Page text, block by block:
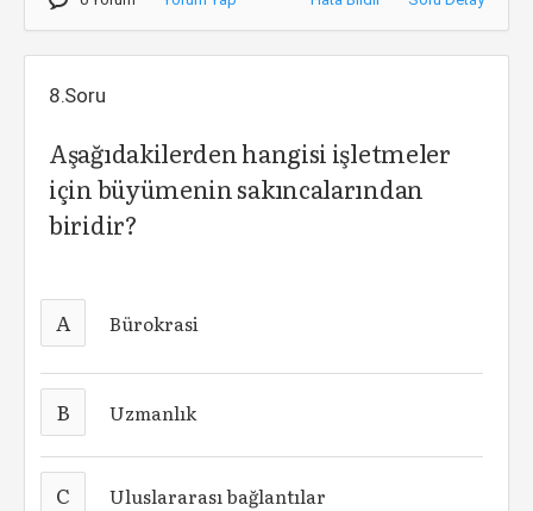
8.Soru
Aşağıdakilerden hangisi işletmeler
için büyümenin sakıncalarından
biridir?
A Bürokrasi
B Uzmanlık
C Uluslararası bağlantılar